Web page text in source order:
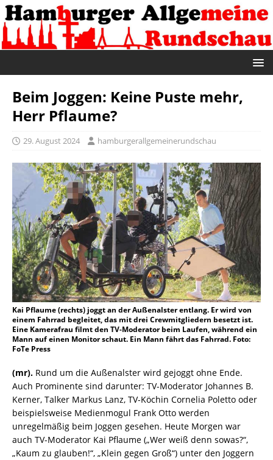
Beim Joggen: Keine Puste mehr,
Herr Pflaume?
29. August 2024 hamburgerallgemeinerundschau
Kai Pflaume (rechts) joggt an der Außenalster entlang. Er wird von
einem Fahrrad begleitet, das mit drei Crewmitgliedern besetzt ist.
Eine Kamerafrau filmt den TV-Moderator beim Laufen, während ein
Mann auf einen Monitor schaut. Ein Mann fährt das Fahrrad. Foto:
FoTe Press
(mr). Rund um die Außenalster wird gejoggt ohne Ende.
Auch Prominente sind darunter: TV-Moderator Johannes B.
Kerner, Talker Markus Lanz, TV-Köchin Cornelia Poletto oder
beispielsweise Medienmogul Frank Otto werden
unregelmäßig beim Joggen gesehen. Heute Morgen war
auch TV-Moderator Kai Pflaume („Wer weiß denn sowas?“,
„Kaum zu glauben!“, „Klein gegen Groß“) unter den Joggern